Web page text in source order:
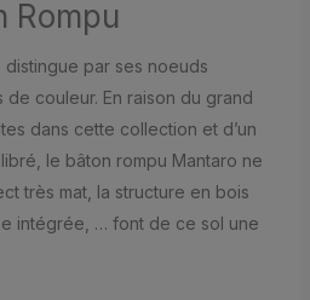
Rompu
par ses noeuds
couleur. En raison du grand
dans cette collection et d’un
le bâton rompu Mantaro ne
très mat, la structure en bois
intégrée, … font de ce sol une